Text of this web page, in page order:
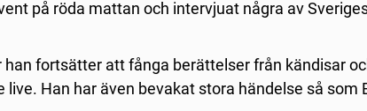
på röda mattan och intervjuat några av
fortsätter att fånga berättelser från kändisar
live. Han har även bevakat stora händelse så